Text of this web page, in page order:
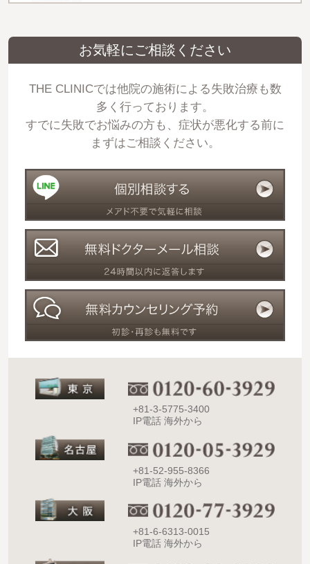
お気軽にご相談ください
THE CLINICでは他院の施術による失敗治療も数
多く行っております。
すでに失敗でお悩みの方も、症状が悪化する前に
まずはご相談ください。
+81-3-5775-3400
IP電話 海外から
+81-52-955-8366
IP電話 海外から
+81-6-6313-0015
IP電話 海外から